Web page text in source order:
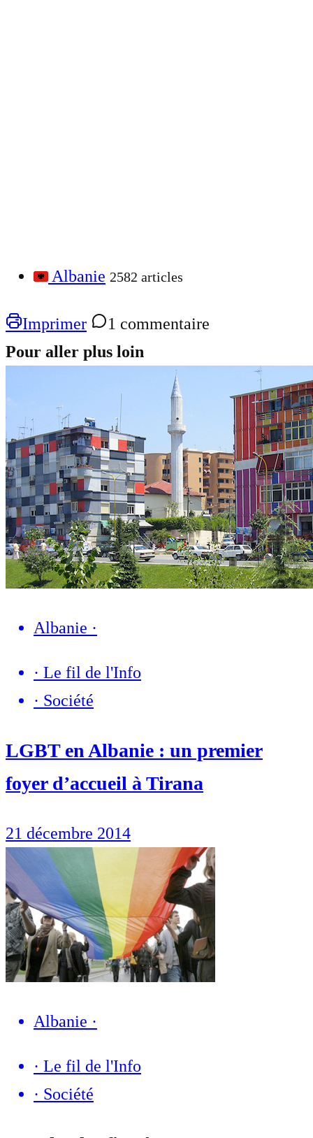
Albanie 2582 articles
Imprimer
1 commentaire
Pour aller plus loin
Albanie ·
· Le fil de l'Info
· Société
LGBT en Albanie : un premier
foyer d’accueil à Tirana
21 décembre 2014
Albanie ·
· Le fil de l'Info
· Société